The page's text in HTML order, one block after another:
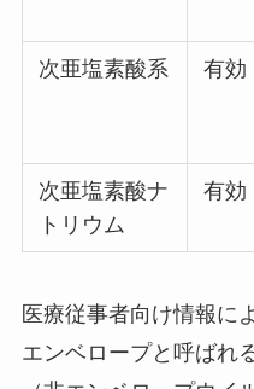
次亜塩素酸系 有効
次亜塩素酸ナ
トリウム
有効
医療従事者向け情報に
エンベロープと呼ばれ